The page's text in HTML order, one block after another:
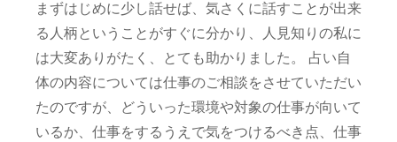
まずはじめに少し話せば、気さくに話すことが出来
る人柄ということがすぐに分かり、人見知りの私に
は大変ありがたく、とても助かりました。 占い自
体の内容については仕事のご相談をさせていただい
たのですが、どういった環境や対象の仕事が向いて
いるか、仕事をするうえで気をつけるべき点、仕事